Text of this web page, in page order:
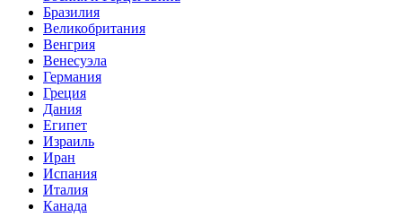
Бразилия
Великобритания
Венгрия
Венесуэла
Германия
Греция
Дания
Египет
Израиль
Иран
Испания
Италия
Канада